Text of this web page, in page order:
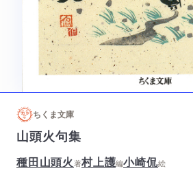
ちくま文庫
山頭火句集
種田山頭火著村上護編小崎侃絵